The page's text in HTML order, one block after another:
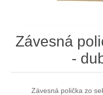
Závesná
-
Závesná polička zo